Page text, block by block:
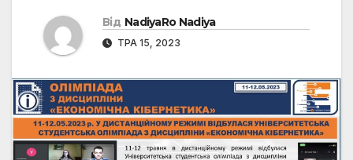
Від NadiyaRo Nadiya
ТРА 15, 2023